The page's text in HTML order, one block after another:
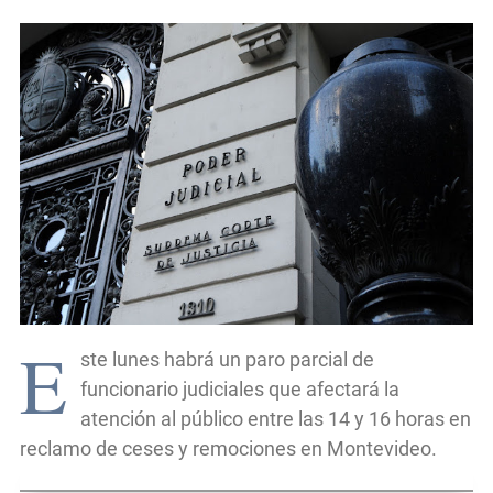
E
ste lunes habrá un paro parcial de
funcionario judiciales que afectará la
atención al público entre las 14 y 16 horas en
reclamo de ceses y remociones en Montevideo.